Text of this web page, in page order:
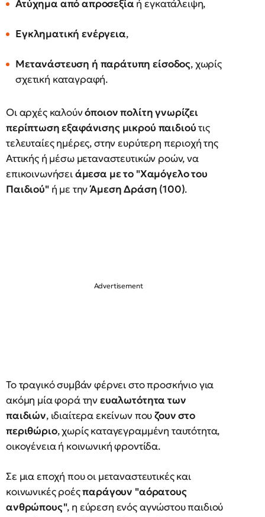
Ατύχημα από απροσεξία ή εγκατάλειψη,
Εγκληματική ενέργεια,
Μετανάστευση ή παράτυπη είσοδος, χωρίς
σχετική καταγραφή.
Οι αρχές καλούνόποιον πολίτη γνωρίζει
περίπτωση εξαφάνισης μικρού παιδιούτις
τελευταίες ημέρες, στην ευρύτερη περιοχή της
Αττικής ή μέσω μεταναστευτικών ροών, να
επικοινωνήσειάμεσα με το "Χαμόγελο του
Παιδιού"ή με τηνΆμεση Δράση (100).
Το τραγικό συμβάν φέρνει στο προσκήνιο για
ακόμη μία φορά τηνευαλωτότητα των
παιδιών, ιδιαίτερα εκείνων πουζουν στο
περιθώριο, χωρίς καταγεγραμμένη ταυτότητα,
οικογένεια ή κοινωνική φροντίδα.
Σε μια εποχή που οι μεταναστευτικές και
κοινωνικές ροέςπαράγουν "αόρατους
ανθρώπους", η εύρεση ενός αγνώστου παιδιού